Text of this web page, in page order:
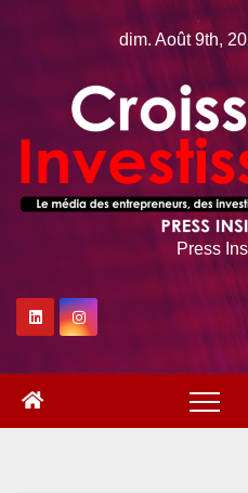
dim. Août 9th,
Press